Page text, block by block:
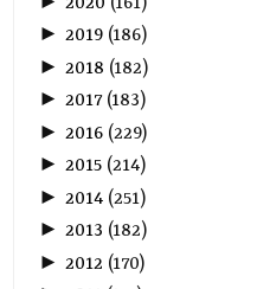
►2019 (186)
► 2018 (182)
►2017(183)
► 2016 (229)
►2015 (214)
► 2014 (251)
►2013 (182)
► 2012 (170)